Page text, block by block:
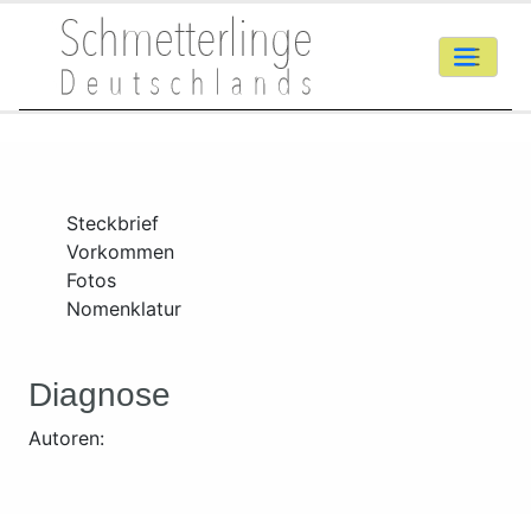
Steckbrief
Vorkommen
Fotos
Nomenklatur
Diagnose
Autoren: